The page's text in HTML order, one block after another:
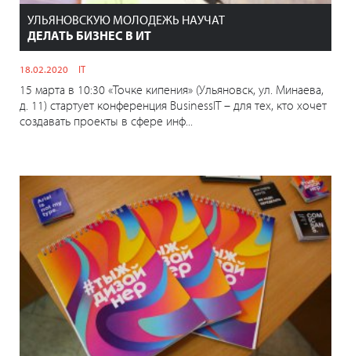
УЛЬЯНОВСКУЮ МОЛОДЕЖЬ НАУЧАТ
ДЕЛАТЬ БИЗНЕС В ИТ
18.02.2020 IT
15 марта в 10:30 «Точке кипения» (Ульяновск, ул. Минаева,
д. 11) стартует конференция BusinessIT – для тех, кто хочет
создавать проекты в сфере инф...